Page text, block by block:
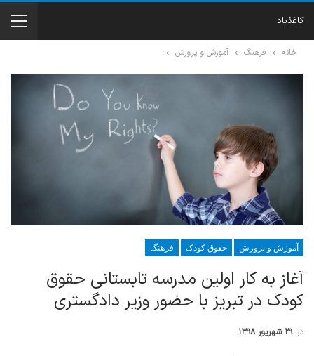
کاغذباد
خانه فرهنگ آموزش و پرورش
آموزش و پرورش حقوق کودک فرهنگ
آغاز به کار اولین مدرسه تابستانی حقوق
کودک در تبریز با حضور وزیر دادگستری
در ۲۹ شهریور ۱۳۹۸